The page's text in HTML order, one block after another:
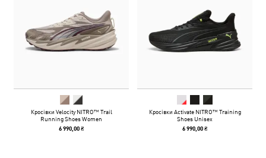
Кросівки Velocity NITRO™ Trail
Running Shoes Women
6 990,00 ₴
Кросівки Activate NITRO™ Training
Shoes Unisex
6 990,00 ₴